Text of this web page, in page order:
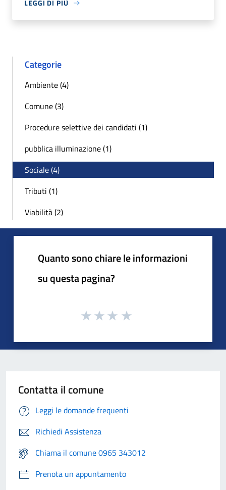
LEGGI DI PIÙ
Categorie
Ambiente (4)
Comune (3)
Procedure selettive dei candidati (1)
pubblica illuminazione (1)
Sociale (4)
Tributi (1)
Viabilità (2)
Quanto sono chiare le informazioni
su questa pagina?
Contatta il comune
Leggi le domande frequenti
Richiedi Assistenza
Chiama il comune 0965 343012
Prenota un appuntamento